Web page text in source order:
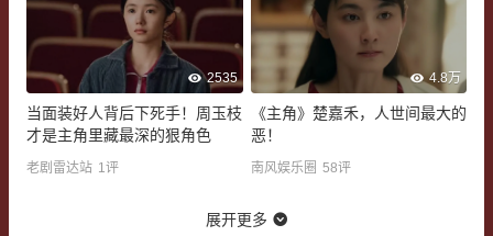
2535
当面装好人背后下死手！周玉枝
才是主角里藏最深的狠角色
老剧雷达站 1 评
4.8万
《主角》楚嘉禾，人世间最大的
恶！
南风娱乐圈 58评
展开更多